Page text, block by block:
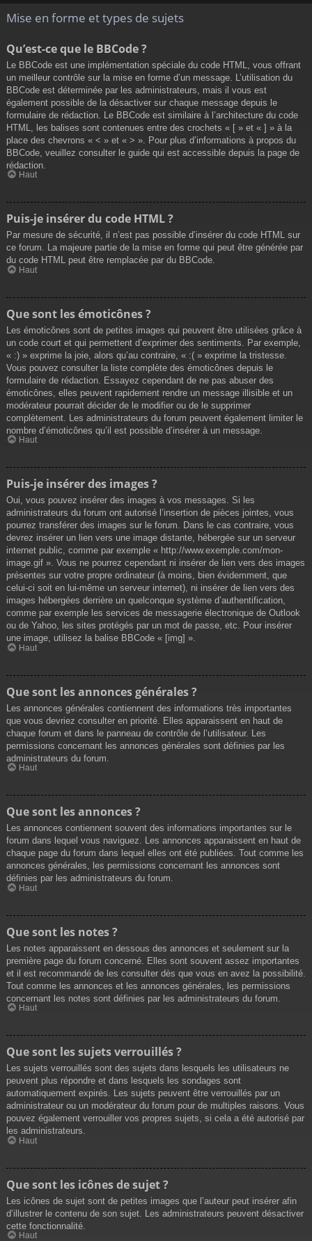
Mise en forme et types de sujets
Qu’est-ce que le BBCode ?
Le BBCode est une implémentation spéciale du code HTML, vous offrant
un meilleur contrôle sur la mise en forme d’un message. L’utilisation du
BBCode est déterminée par les administrateurs, mais il vous est
également possible de la désactiver sur chaque message depuis le
formulaire de rédaction. Le BBCode est similaire à l’architecture du code
HTML, les balises sont contenues entre des crochets « [ » et « ] » à la
place des chevrons « < » et « > ». Pour plus d’informations à propos du
BBCode, veuillez consulter le guide qui est accessible depuis la page de
rédaction.
Haut
Puis-je insérer du code HTML ?
Par mesure de sécurité, il n’est pas possible d’insérer du code HTML sur
ce forum. La majeure partie de la mise en forme qui peut être générée par
du code HTML peut être remplacée par du BBCode.
Haut
Que sont les émoticônes ?
Les émoticônes sont de petites images qui peuvent être utilisées grâce à
un code court et qui permettent d’exprimer des sentiments. Par exemple,
« :) » exprime la joie, alors qu’au contraire, « :( » exprime la tristesse.
Vous pouvez consulter la liste complète des émoticônes depuis le
formulaire de rédaction. Essayez cependant de ne pas abuser des
émoticônes, elles peuvent rapidement rendre un message illisible et un
modérateur pourrait décider de le modifier ou de le supprimer
complètement. Les administrateurs du forum peuvent également limiter le
nombre d’émoticônes qu’il est possible d’insérer à un message.
Haut
Puis-je insérer des images ?
Oui, vous pouvez insérer des images à vos messages. Si les
administrateurs du forum ont autorisé l’insertion de pièces jointes, vous
pourrez transférer des images sur le forum. Dans le cas contraire, vous
devrez insérer un lien vers une image distante, hébergée sur un serveur
internet public, comme par exemple « http://www.exemple.com/mon-
image.gif ». Vous ne pourrez cependant ni insérer de lien vers des images
présentes sur votre propre ordinateur (à moins, bien évidemment, que
celui-ci soit en lui-même un serveur internet), ni insérer de lien vers des
images hébergées derrière un quelconque système d’authentification,
comme par exemple les services de messagerie électronique de Outlook
ou de Yahoo, les sites protégés par un mot de passe, etc. Pour insérer
une image, utilisez la balise BBCode « [img] ».
Haut
Que sont les annonces générales ?
Les annonces générales contiennent des informations très importantes
que vous devriez consulter en priorité. Elles apparaissent en haut de
chaque forum et dans le panneau de contrôle de l’utilisateur. Les
permissions concernant les annonces générales sont définies par les
administrateurs du forum.
Haut
Que sont les annonces ?
Les annonces contiennent souvent des informations importantes sur le
forum dans lequel vous naviguez. Les annonces apparaissent en haut de
chaque page du forum dans lequel elles ont été publiées. Tout comme les
annonces générales, les permissions concernant les annonces sont
définies par les administrateurs du forum.
Haut
Que sont les notes ?
Les notes apparaissent en dessous des annonces et seulement sur la
première page du forum concerné. Elles sont souvent assez importantes
et il est recommandé de les consulter dès que vous en avez la possibilité.
Tout comme les annonces et les annonces générales, les permissions
concernant les notes sont définies par les administrateurs du forum.
Haut
Que sont les sujets verrouillés ?
Les sujets verrouillés sont des sujets dans lesquels les utilisateurs ne
peuvent plus répondre et dans lesquels les sondages sont
automatiquement expirés. Les sujets peuvent être verrouillés par un
administrateur ou un modérateur du forum pour de multiples raisons. Vous
pouvez également verrouiller vos propres sujets, si cela a été autorisé par
les administrateurs.
Haut
Que sont les icônes de sujet ?
Les icônes de sujet sont de petites images que l’auteur peut insérer afin
d’illustrer le contenu de son sujet. Les administrateurs peuvent désactiver
cette fonctionnalité.
Haut